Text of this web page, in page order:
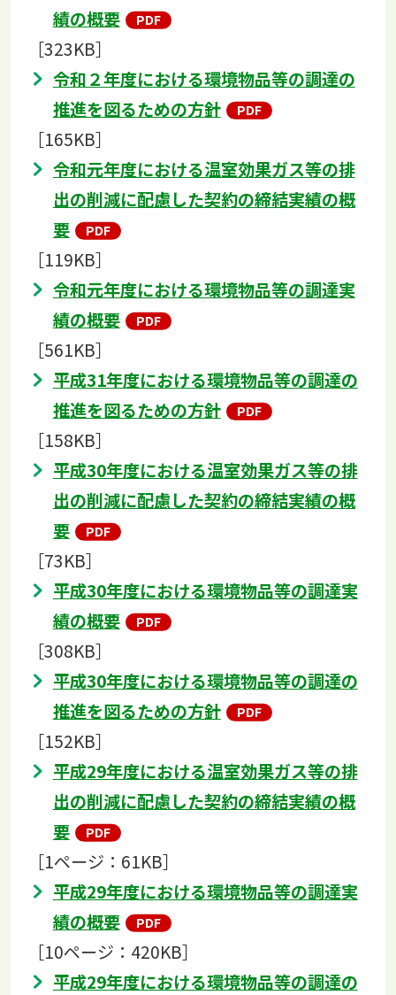
績の概要
［323KB］
令和２年度における環境物品等の調達の
推進を図るための方針
［165KB］
令和元年度における温室効果ガス等の排
出の削減に配慮した契約の締結実績の概
要
［119KB］
令和元年度における環境物品等の調達実
績の概要
［561KB］
平成31年度における環境物品等の調達の
推進を図るための方針
［158KB］
平成30年度における温室効果ガス等の排
出の削減に配慮した契約の締結実績の概
要
［73KB］
平成30年度における環境物品等の調達実
績の概要
［308KB］
平成30年度における環境物品等の調達の
推進を図るための方針
［152KB］
平成29年度における温室効果ガス等の排
出の削減に配慮した契約の締結実績の概
要
［1ページ：61KB］
平成29年度における環境物品等の調達実
績の概要
［10ページ：420KB］
平成29年度における環境物品等の調達の